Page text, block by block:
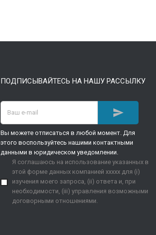
ПОДПИСЫВАЙТЕСЬ НА НАШУ РАССЫЛКУ

Вы можете отписаться в любой момент. Для
этого воспользуйтесь нашими контактными
данными в юридическом уведомлении.
Я соглашаюсь на использование указанных в
этой форме данных компанией xxxxx для (i)
изучения моего запроса, (ii) ответа и, при
необходимости, (iii) управления возможными
договорными отношениями.